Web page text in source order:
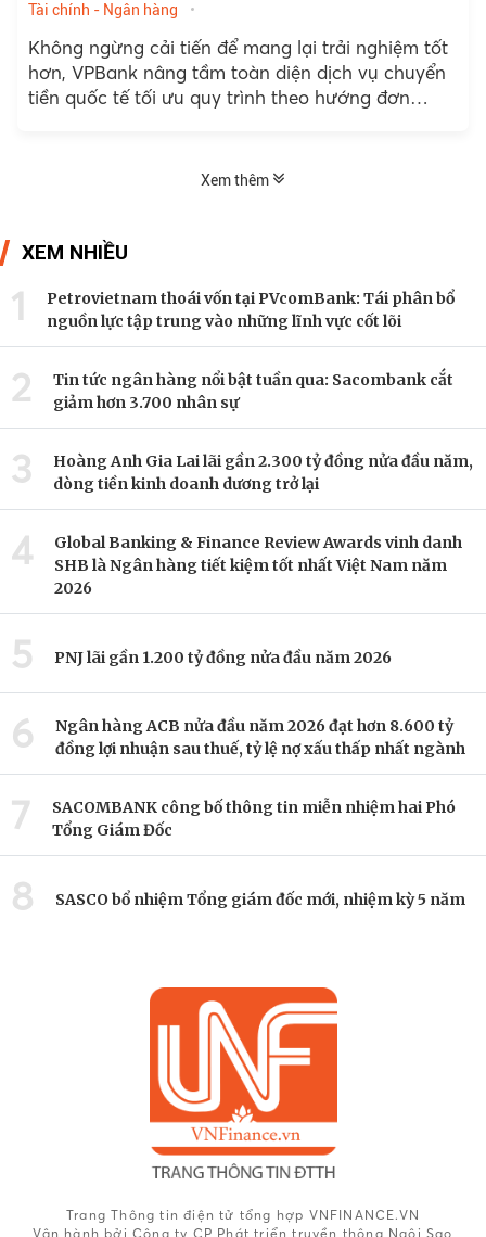
Tài chính - Ngân hàng
Không ngừng cải tiến để mang lại trải nghiệm tốt
hơn, VPBank nâng tầm toàn diện dịch vụ chuyển
tiền quốc tế tối ưu quy trình theo hướng đơn
Xem thêm
XEM NHIỀU
1
Petrovietnam thoái vốn tại PVcomBank: Tái phân bổ
nguồn lực tập trung vào những lĩnh vực cốt lõi
2
Tin tức ngân hàng nổi bật tuần qua: Sacombank cắt
giảm hơn 3.700 nhân sự
3
Hoàng Anh Gia Lai lãi gần 2.300 tỷ đồng nửa đầu năm,
dòng tiền kinh doanh dương trở lại
4
Global Banking & Finance Review Awards vinh danh
SHB là Ngân hàng tiết kiệm tốt nhất Việt Nam năm
2026
5 PNJ lãi gần 1.200 tỷ đồng nửa đầu năm 2026
6
Ngân hàng ACB nửa đầu năm 2026 đạt hơn 8.600 tỷ
đồng lợi nhuận sau thuế, tỷ lệ nợ xấu thấp nhất ngành
7
SACOMBANK công bố thông tin miễn nhiệm hai Phó
Tổng Giám Đốc
8 SASCO bổ nhiệm Tổng giám đốc mới, nhiệm kỳ 5 năm
Trang Thông tin điện tử tổng hợp VNFINANCE.VN
Vận hành bởi Công ty CP Phát triển truyền thông Ngôi Sao